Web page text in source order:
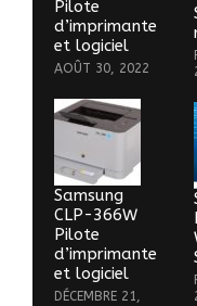
Pilote
d’imprimante
et logiciel
AOÛT 30, 2022
Samsung
CLP-366W
Pilote
d’imprimante
et logiciel
DÉCEMBRE 21,